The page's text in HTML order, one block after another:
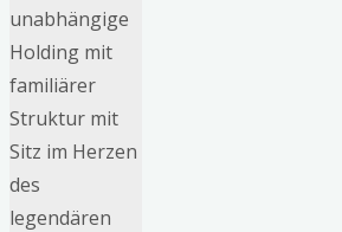
unabhängige
Holding mit
familiärer
Struktur mit
Sitz im Herzen
des
legendären